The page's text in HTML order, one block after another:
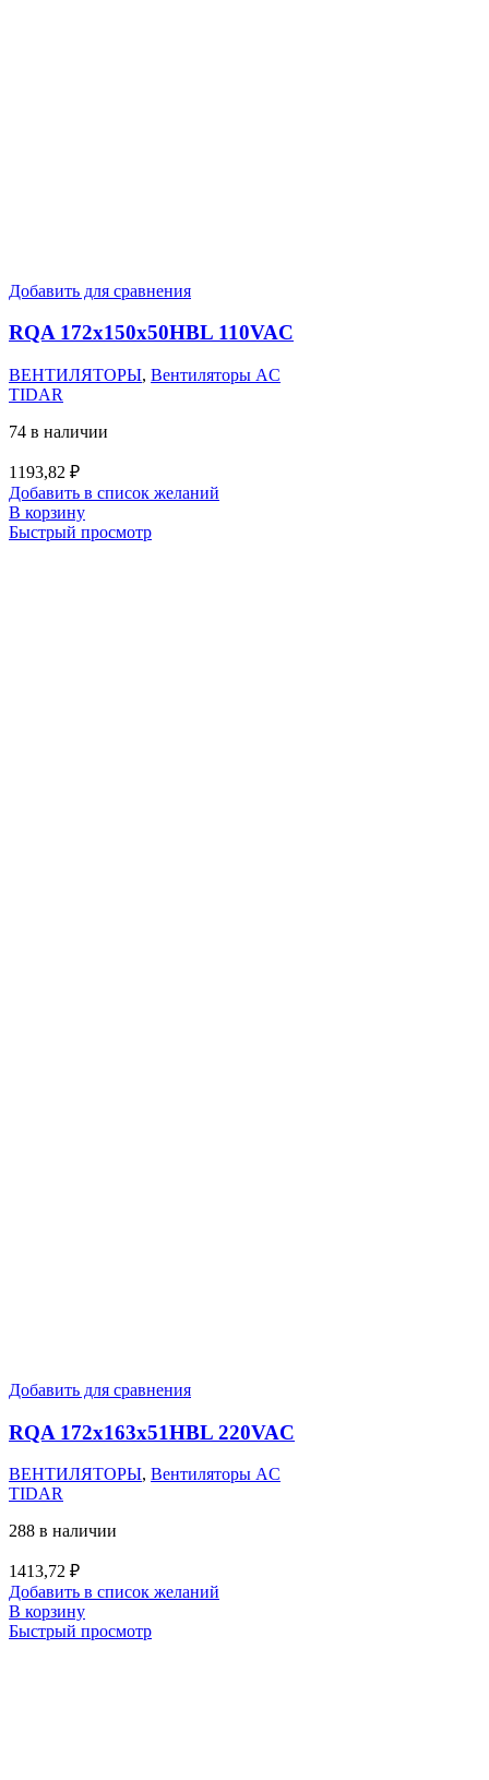
Добавить для сравнения
RQA 172x150x50HBL 110VAC
ВЕНТИЛЯТОРЫ, Вентиляторы AC
TIDAR
74 в наличии
1193,82 ₽
Добавить в список желаний
В корзину
Быстрый просмотр
Добавить для сравнения
RQA 172x163x51HBL 220VAC
ВЕНТИЛЯТОРЫ, Вентиляторы AC
TIDAR
288 в наличии
1413,72 ₽
Добавить в список желаний
В корзину
Быстрый просмотр